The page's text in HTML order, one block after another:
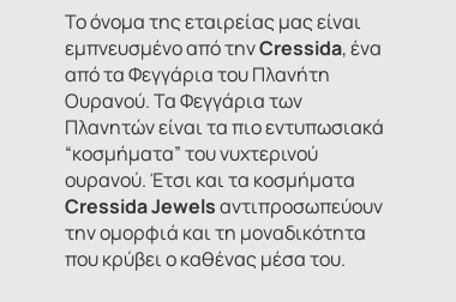
Το όνομα της εταιρείας μας είναι
εμπνευσμένο από τηνCressida, ένα
από τα Φεγγάρια του Πλανήτη
Ουρανού. Τα Φεγγάρια των
Πλανητών είναι τα πιο εντυπωσιακά
“κοσμήματα” του νυχτερινού
ουρανού. Έτσι και τα κοσμήματα
Cressida Jewelsαντιπροσωπεύουν
την ομορφιά και τη μοναδικότητα
που κρύβει ο καθένας μέσα του.